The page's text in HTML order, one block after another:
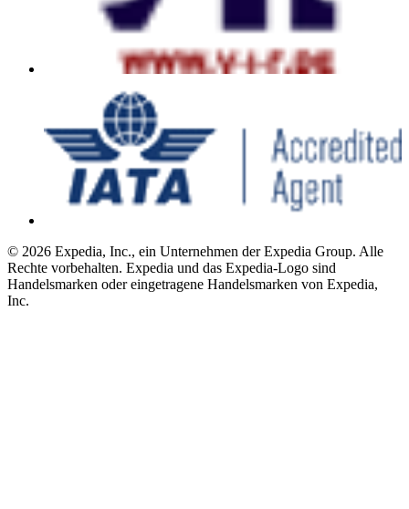
© 2026 Expedia, Inc., ein Unternehmen der Expedia Group. Alle
Rechte vorbehalten. Expedia und das Expedia-Logo sind
Handelsmarken oder eingetragene Handelsmarken von Expedia,
Inc.